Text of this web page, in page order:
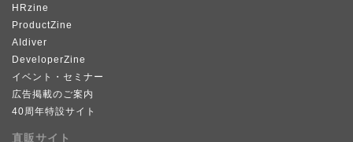
HRzine
ProductZine
AIdiver
DeveloperZine
イベント・セミナー
広告掲載のご案内
40周年特設サイト
直販サイト